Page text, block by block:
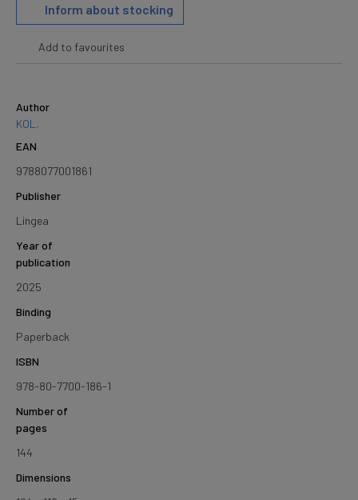
Inform about stocking
Add to favourites
Author
KOL.
EAN
9788077001861
Publisher
Lingea
Year of
publication
2025
Binding
Paperback
ISBN
978-80-7700-186-1
Number of
pages
144
Dimensions